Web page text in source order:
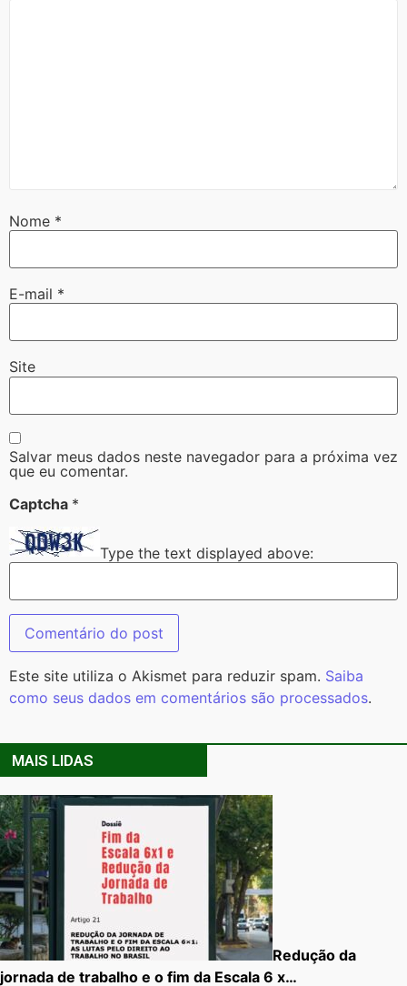
Nome *
E-mail *
Site
Salvar meus dados neste navegador para a próxima vez
que eu comentar.
Captcha *
Type the text displayed above:
Este site utiliza o Akismet para reduzir spam. Saiba
como seus dados em comentários são processados.
MAIS LIDAS
Redução da
jornada de trabalho e o fim da Escala 6 x…